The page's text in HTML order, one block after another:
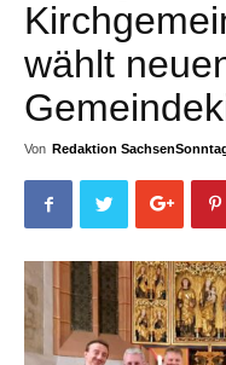
wählt
Von Redaktion